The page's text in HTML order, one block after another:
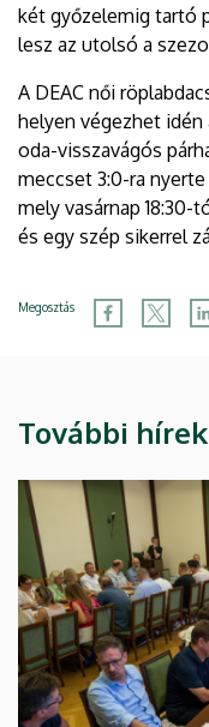
két győzelemig tartó
lesz az utolsó a
A DEAC női
helyen végezhet
oda-visszavágós
meccset 3:0-ra
mely vasárnap
és egy szép sikerrel
Megosztás
További hírek